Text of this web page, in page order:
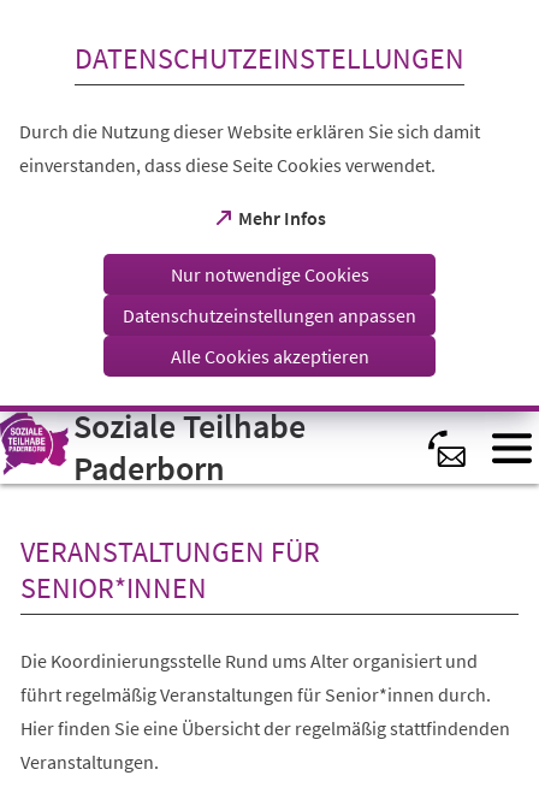
Visuelle
Assistenzsoftware
öffnen.
DATENSCHUTZEINSTELLUNGEN
Durch die Nutzung dieser Website erklären Sie sich damit
einverstanden, dass diese Seite Cookies verwendet.
Mehr Infos
(Öffnet
einem
Tab)
Nur notwendige Cookies
Datenschutzeinstellungen anpassen
Alle Cookies akzeptieren
Soziale Teilhabe
Paderborn
VERANSTALTUNGEN FÜR
SENIOR*INNEN
Die Koordinierungsstelle Rund ums Alter organisiert und
führt regelmäßig Veranstaltungen für Senior*innen durch.
Hier finden Sie eine Übersicht der regelmäßig stattfindenden
Veranstaltungen.